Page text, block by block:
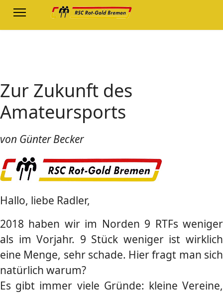
Zur Zukunft des
Amateursports
von Günter Becker
Hallo, liebe Radler,
2018 haben wir im Norden 9 RTFs weniger
als im Vorjahr. 9 Stück weniger ist wirklich
eine Menge, sehr schade. Hier fragt man sich
natürlich warum?
Es gibt immer viele Gründe: kleine Vereine,